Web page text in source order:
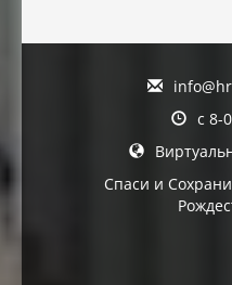
с 8-
Спаси и